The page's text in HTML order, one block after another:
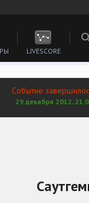
LIVESCORE
Событие
29 декабря 2012,